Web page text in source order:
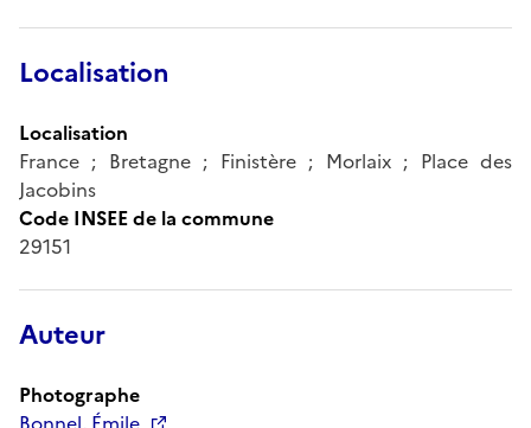
Localisation
Localisation
France ; Bretagne ; Finistère ; Morlaix ; Place des
Jacobins
Code INSEE de la commune
29151
Auteur
Photographe